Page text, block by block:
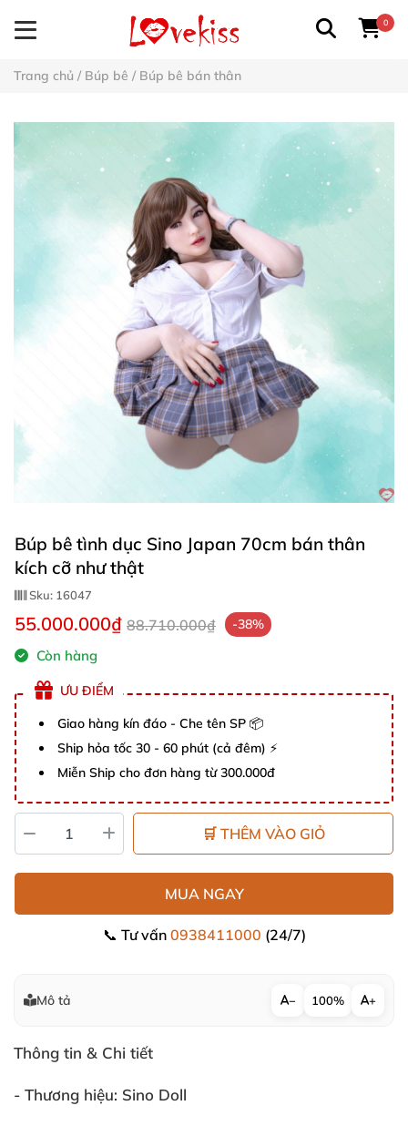
0
Trang chủ / Búp bê / Búp bê bán thân
Búp bê tình dục Sino Japan 70cm bán thân
kích cỡ như thật
Sku: 16047
55.000.000₫ 88.710.000₫ -38%
Còn hàng
ƯU ĐIỂM
Giao hàng kín đáo - Che tên SP 📦
Ship hỏa tốc 30 - 60 phút (cả đêm) ⚡
Miễn Ship cho đơn hàng từ 300.000đ
🛒 THÊM VÀO GIỎ
MUA NGAY
📞 Tư vấn 0938411000 (24/7)
Mô tả − 100% +
Thông tin & Chi tiết
- Thương hiệu: Sino Doll